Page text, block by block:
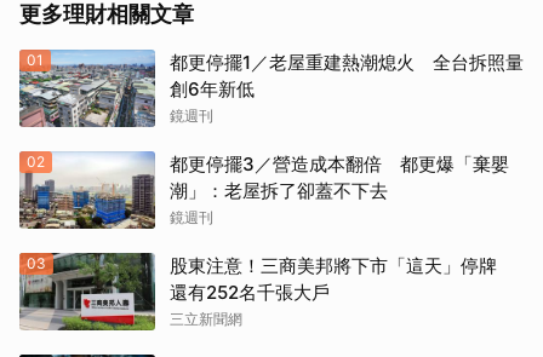
更多理財相關文章
01
都更停擺1／老屋重建熱潮熄火 全台拆照量
創6年新低
鏡週刊
02
都更停擺3／營造成本翻倍 都更爆「棄嬰
潮」：老屋拆了卻蓋不下去
鏡週刊
03
股東注意！三商美邦將下市「這天」停牌
還有252名千張大戶
三立新聞網